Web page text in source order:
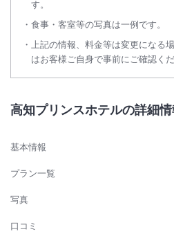
す。
食事・客室等の写真は一例です。
上記の情報、料金等は変更になる
はお客様ご自身で事前にご確認くだ
高知プリンスホテルの詳細情
基本情報
プラン一覧
写真
口コミ